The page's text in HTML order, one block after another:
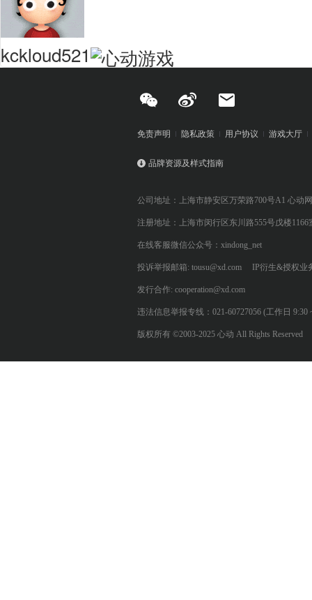
kckloud521
免责声明 隐私政策 用户协议 游戏大厅
品牌资源及样式指南
公司地址：上海市静安区万荣路700号A1 心动
注册地址：上海市闵行区东川路555号戊楼1166
在线客服微信公众号：xindong_net
投诉举报邮箱: tousu@xd.com IP衍生&授权业
发行合作: cooperation@xd.com
违法信息举报专线：021-60727056 (工作日 9:30
版权所有 ©2003-2025 心动 All Rights Reserved